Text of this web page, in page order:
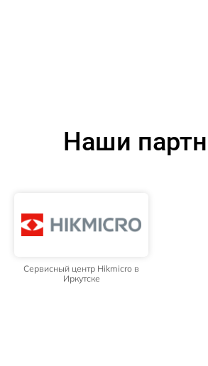
Наши
Сервисный центр Hikmicro в
Иркутске